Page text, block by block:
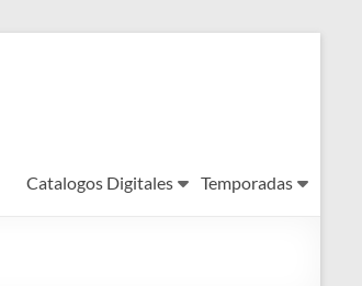
Catalogos Digitales Temporadas